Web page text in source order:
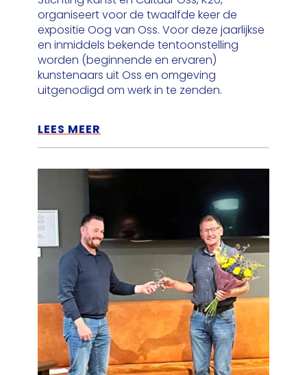
organiseert voor de twaalfde keer de
expositie Oog van Oss. Voor deze jaarlijkse
en inmiddels bekende tentoonstelling
worden (beginnende en ervaren)
kunstenaars uit Oss en omgeving
uitgenodigd om werk in te zenden.
LEES MEER